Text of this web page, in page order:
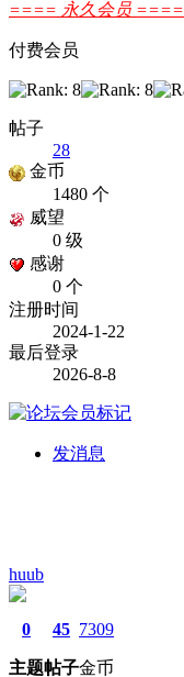
==== 永久会员 ====
付费会员
帖子
28
金币
1480 个
威望
0 级
感谢
0 个
注册时间
2024-1-22
最后登录
2026-8-8
发消息
huub
0
主题
45
帖子
7309
金币